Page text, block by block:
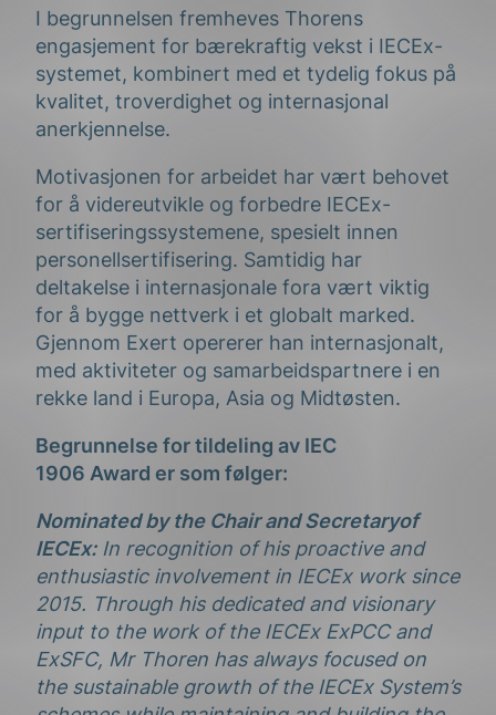
I begrunnelsen fremheves Thorens
engasjement for bærekraftig vekst i IECEx-
systemet, kombinert med et tydelig fokus på
kvalitet, troverdighet og internasjonal
anerkjennelse.
Motivasjonen for arbeidet har vært behovet
for å videreutvikle og forbedre IECEx-
sertifiseringssystemene, spesielt innen
personellsertifisering. Samtidig har
deltakelse i internasjonale fora vært viktig
for å bygge nettverk i et globalt marked.
Gjennom Exert opererer han internasjonalt,
med aktiviteter og samarbeidspartnere i en
rekke land i Europa, Asia og Midtøsten.
Begrunnelse for tildeling av IEC
1906 Award er som følger:
Nominated by the Chair and Secretaryof
IECEx:In recognition of his proactive and
enthusiastic involvement in IECEx work since
2015. Through his dedicated and visionary
input to the work of the IECEx ExPCC and
ExSFC, Mr Thoren has always focused on
the sustainable growth of the IECEx System’s